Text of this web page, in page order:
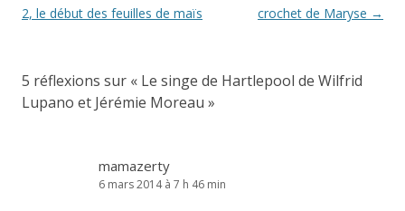
des
2, le début des feuilles de maïs
crochet de Maryse →
5 réflexions sur « Le singe de Hartlepool de Wilfrid
Lupano et Jérémie Moreau »
mamazerty
6 mars 2014 à 7 h 46 min